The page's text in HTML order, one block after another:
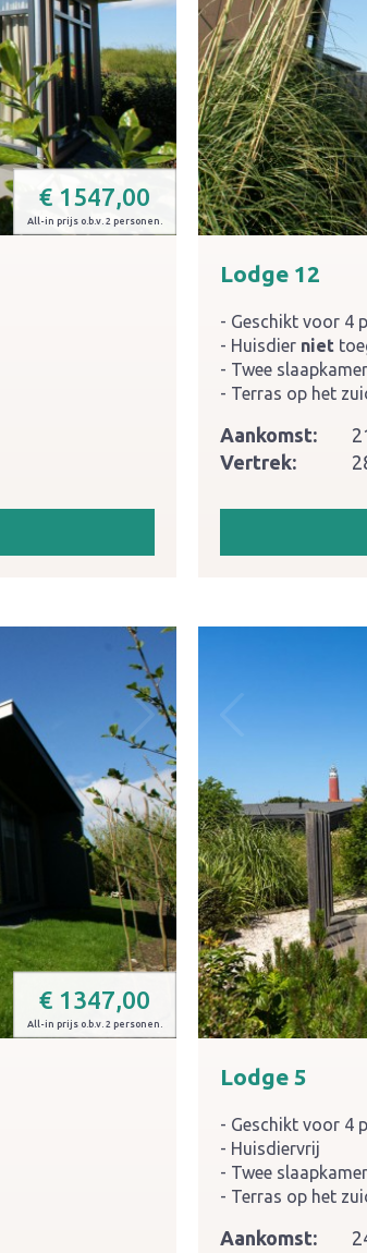
Lodge 5
Geschikt voor 4
Huisdiervrij
Twee
Terras op het
Aankomst:
Lodge 12
Geschikt voor 4
Huisdier niet
Twee
Terras op het
Aankomst:
Vertrek:
€ 1547,00
All-in prijs o.b.v. 2 personen.
€ 1347,00
All-in prijs o.b.v. 2 personen.